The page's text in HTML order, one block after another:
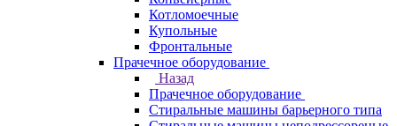
Котломоечные
Купольные
Фронтальные
Прачечное оборудование
Назад
Прачечное оборудование
Cтиральные машины барьерного типа